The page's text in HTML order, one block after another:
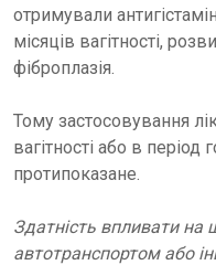
отримували
місяців вагітності,
фіброплазія.
Тому застосовування
вагітності або в
протипоказане.
Здатність впливати на
автотранспортом або